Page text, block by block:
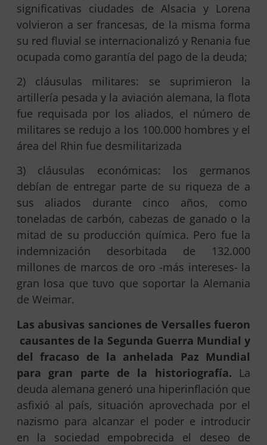
significativas ciudades de Alsacia y Lorena
volvieron a ser francesas, de la misma forma
su red fluvial se internacionalizó y Renania fue
ocupada como garantía del pago de la deuda;
2) cláusulas militares: se suprimieron la
artillería pesada y la aviación alemana, la flota
fue requisada por los aliados, el número de
militares se redujo a los 100.000 hombres y el
área del Rhin fue desmilitarizada
3) cláusulas económicas: los germanos
debían de entregar parte de su riqueza de a
sus aliados durante cinco años, como
toneladas de carbón, cabezas de ganado o la
mitad de su producción química. Pero fue la
indemnización desorbitada de 132.000
millones de marcos de oro -más intereses- la
gran losa que tuvo que soportar la Alemania
de Weimar.
Las abusivas sanciones de Versalles fueron
causantes de la Segunda Guerra Mundial y
del fracaso de la anhelada Paz Mundial
para gran parte de la historiografía. La
deuda alemana generó una hiperinflación que
asfixió al país, situación aprovechada por el
nazismo para alcanzar el poder e introducir
en la sociedad empobrecida el deseo de